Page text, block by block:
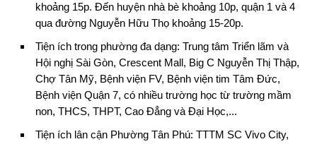
khoảng 15p. Đến huyện nhà bè khoảng 10p, quận 1 và 4
qua đường Nguyễn Hữu Thọ khoảng 15-20p.
Tiện ích trong phường đa dạng: Trung tâm Triển lãm và
Hội nghị Sài Gòn, Crescent Mall, Big C Nguyễn Thị Thập,
Chợ Tân Mỹ, Bệnh viện FV, Bệnh viện tim Tâm Đức,
Bệnh viện Quận 7, có nhiều trường học từ trường mầm
non, THCS, THPT, Cao Đẳng và Đại Học,...
Tiện ích lân cận Phường Tân Phú: TTTM SC Vivo City,